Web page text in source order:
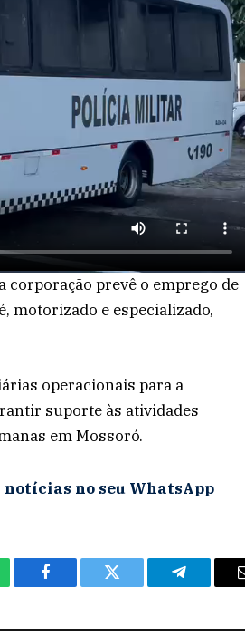
corporação prevê o emprego de
motorizado e especializado,
operacionais para a
suporte às atividades
em Mossoró.
no seu WhatsApp
Facebook Twitter Telegram